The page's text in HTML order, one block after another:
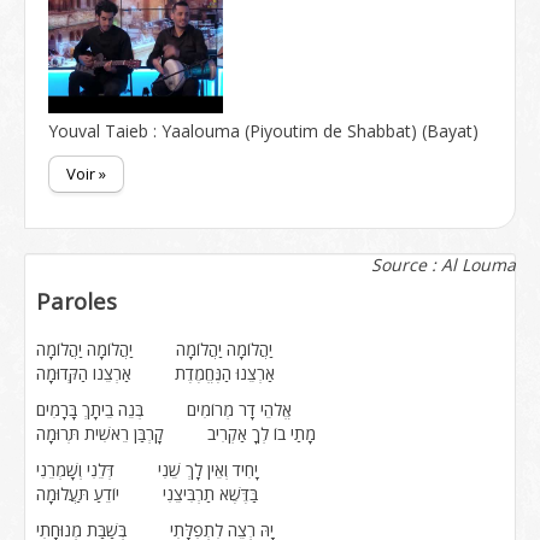
Youval Taieb : Yaalouma (Piyoutim de Shabbat) (Bayat)
Voir »
Source : Al Louma
Paroles
יַהֲלוֹמָה יַהֲלוֹמָה יַהֲלוֹמָה יַהֲלוֹמָה
אַרְצֵנוּ הַנֶּחֱמֶדֶת אַרְצֵנו הַקְּדוּמָה
אֱלֹהֵי דָר מְרוֹמִים בְּנֵה בֵיתָךְ בָּרָמִים
מָתַי בוֹ לְךָ אַקְרִיב קָרְבַּן רֵאשִׁית תְּרוּמָה
יָחִיד וְאֵין לָךְ שֵׁנִי דְּלֵנִי וְשָׁמְרֵנִי
בַּדֶּשֶׁא תַרְבִּיצֵנִי יוֹדֵעַ תַּעֲלוּמָה
יָהּ רְצֵה לִתְפִלָּתִי בְּשַׁבַּת מְנוּחָתִי